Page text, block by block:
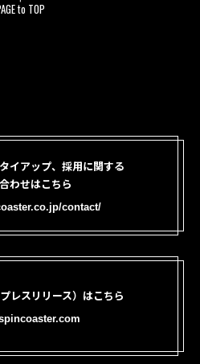
to TOP
イアップ、採用に関する
わせはこちら
contact/
レスリリース）はこちら